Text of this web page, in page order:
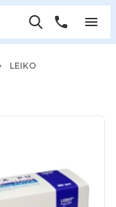
LEIKO